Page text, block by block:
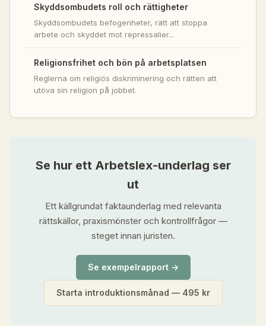
Skyddsombudets roll och rättigheter
Skyddsombudets befogenheter, rätt att stoppa
arbete och skyddet mot repressalier...
Religionsfrihet och bön på arbetsplatsen
Reglerna om religiös diskriminering och rätten att
utöva sin religion på jobbet.
Se hur ett Arbetslex-underlag ser
ut
Ett källgrundat faktaunderlag med relevanta
rättskällor, praxismönster och kontrollfrågor —
steget innan juristen.
Se exempelrapport →
Starta introduktionsmånad — 495 kr